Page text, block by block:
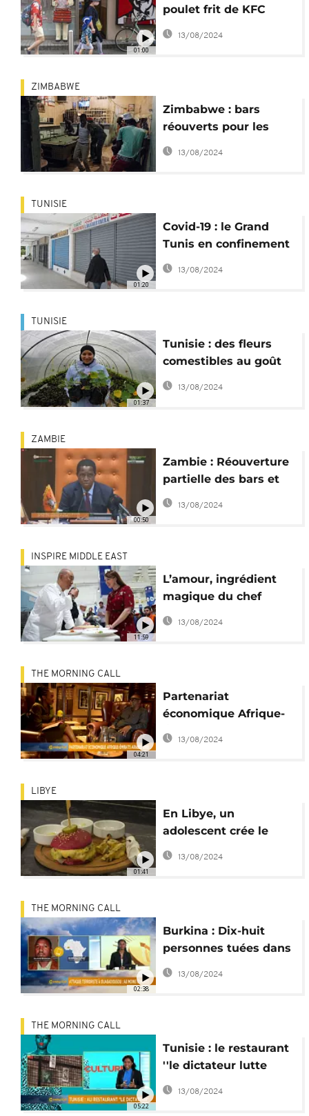
01:00
poulet frit de KFC
toujours
indispensable
13/08/2024
ZIMBABWE
Zimbabwe : bars
réouverts pour les
vaccinés contre la
Covid-19
13/08/2024
01:20
TUNISIE
Covid-19 : le Grand
Tunis en confinement
partiel, record de
13/08/2024
01:37
TUNISIE
Tunisie : des fleurs
comestibles au goût
du jour
13/08/2024
00:50
ZAMBIE
Zambie : Réouverture
partielle des bars et
restaurants
13/08/2024
11:59
INSPIRE MIDDLE EAST
L’amour, ingrédient
magique du chef
japonais Nobuyuki
"Nobu" Matsuhisa
13/08/2024
04:21
THE MORNING CALL
Partenariat
économique Afrique-
Émirats Arabes Unis
[The Morning Call]
13/08/2024
01:41
LIBYE
En Libye, un
adolescent crée le
buzz avec des
hamburgers colorés
13/08/2024
02:38
THE MORNING CALL
Burkina : Dix-huit
personnes tuées dans
une attaque terroriste
13/08/2024
05:22
THE MORNING CALL
Tunisie : le restaurant
''le dictateur lutte
pour les libertés et
13/08/2024